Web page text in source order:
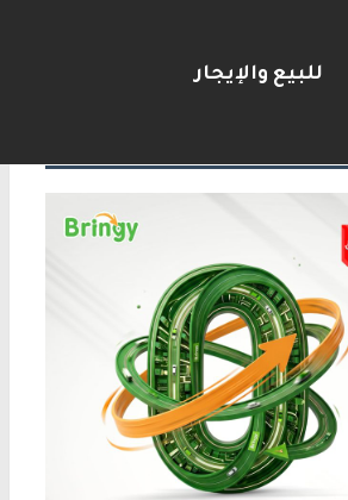
للبيع والإيجار